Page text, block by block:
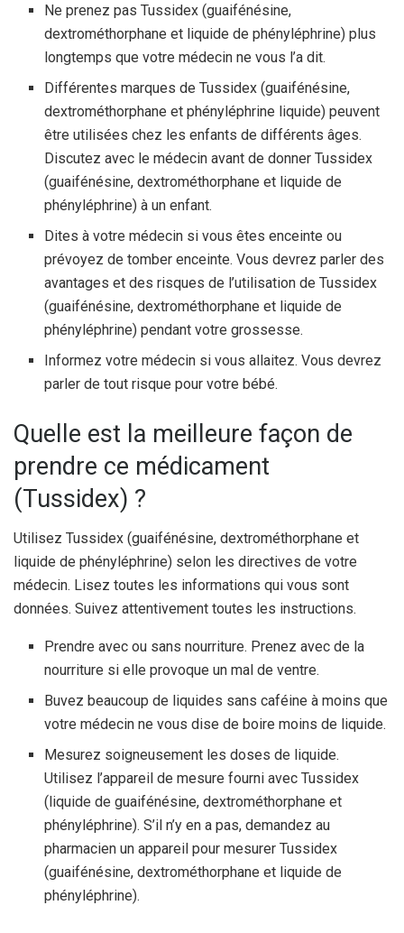
Ne prenez pas Tussidex (guaifénésine,
dextrométhorphane et liquide de phényléphrine) plus
longtemps que votre médecin ne vous l’a dit.
Différentes marques de Tussidex (guaifénésine,
dextrométhorphane et phényléphrine liquide) peuvent
être utilisées chez les enfants de différents âges.
Discutez avec le médecin avant de donner Tussidex
(guaifénésine, dextrométhorphane et liquide de
phényléphrine) à un enfant.
Dites à votre médecin si vous êtes enceinte ou
prévoyez de tomber enceinte. Vous devrez parler des
avantages et des risques de l’utilisation de Tussidex
(guaifénésine, dextrométhorphane et liquide de
phényléphrine) pendant votre grossesse.
Informez votre médecin si vous allaitez. Vous devrez
parler de tout risque pour votre bébé.
Quelle est la meilleure façon de
prendre ce médicament
(Tussidex) ?
Utilisez Tussidex (guaifénésine, dextrométhorphane et
liquide de phényléphrine) selon les directives de votre
médecin. Lisez toutes les informations qui vous sont
données. Suivez attentivement toutes les instructions.
Prendre avec ou sans nourriture. Prenez avec de la
nourriture si elle provoque un mal de ventre.
Buvez beaucoup de liquides sans caféine à moins que
votre médecin ne vous dise de boire moins de liquide.
Mesurez soigneusement les doses de liquide.
Utilisez l’appareil de mesure fourni avec Tussidex
(liquide de guaifénésine, dextrométhorphane et
phényléphrine). S’il n’y en a pas, demandez au
pharmacien un appareil pour mesurer Tussidex
(guaifénésine, dextrométhorphane et liquide de
phényléphrine).